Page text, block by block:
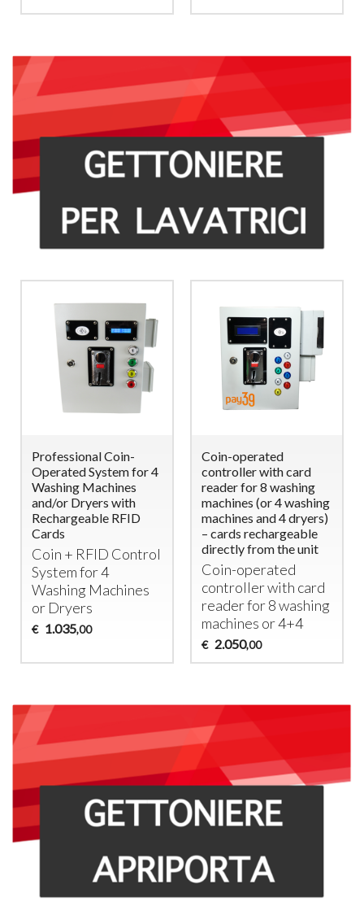
Professional Coin-
Operated System for 4
Washing Machines
and/or Dryers with
Rechargeable RFID
Cards
Coin + RFID Control
System for 4
Washing Machines
or Dryers
€ 1.035,00
Coin-operated
controller with card
reader for 8 washing
machines (or 4 washing
machines and 4 dryers)
– cards rechargeable
directly from the unit
Coin-operated
controller with card
reader for 8 washing
machines or 4+4
€ 2.050,00